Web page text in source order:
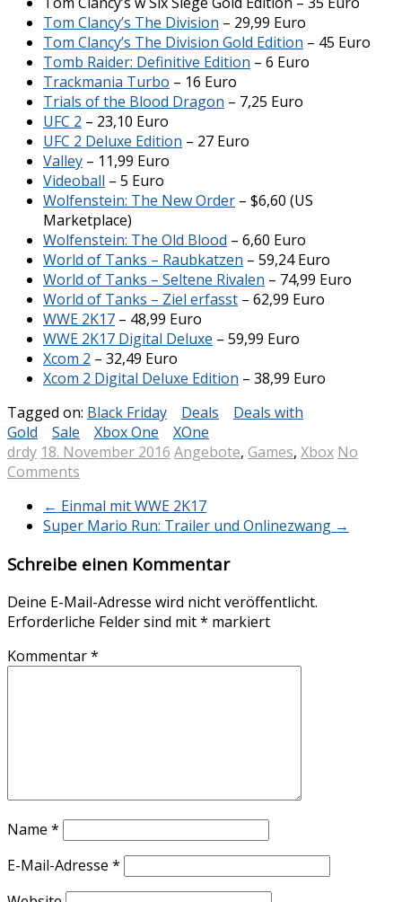
Tom Clancy’s The Division – 29,99 Euro
Tom Clancy’s The Division Gold Edition – 45 Euro
Tomb Raider: Definitive Edition – 6 Euro
Trackmania Turbo – 16 Euro
Trials of the Blood Dragon – 7,25 Euro
UFC 2 – 23,10 Euro
UFC 2 Deluxe Edition – 27 Euro
Valley – 11,99 Euro
Videoball – 5 Euro
Wolfenstein: The New Order – $6,60 (US
Marketplace)
Wolfenstein: The Old Blood – 6,60 Euro
World of Tanks – Raubkatzen – 59,24 Euro
World of Tanks – Seltene Rivalen – 74,99 Euro
World of Tanks – Ziel erfasst – 62,99 Euro
WWE 2K17 – 48,99 Euro
WWE 2K17 Digital Deluxe – 59,99 Euro
Xcom 2 – 32,49 Euro
Xcom 2 Digital Deluxe Edition – 38,99 Euro
Tagged on: Black Friday Deals
Deals with
Gold
Sale Xbox One
XOne
drdy 18. November 2016 Angebote, Games, Xbox No
Comments
← Einmal mit WWE 2K17
Super Mario Run: Trailer und Onlinezwang →
Schreibe einen Kommentar
Deine E-Mail-Adresse wird nicht veröffentlicht.
Erforderliche Felder sind mit* markiert
Kommentar*
Name *
E-Mail-Adresse *